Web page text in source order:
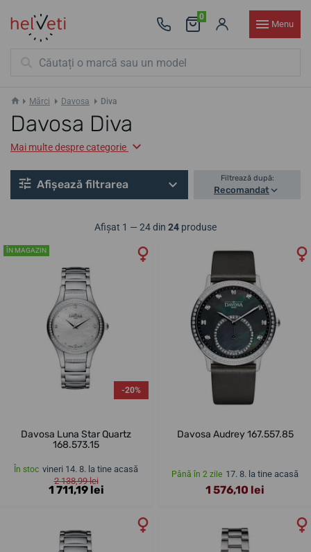
0
Menu
Mărci Davosa Diva
Davosa Diva
Mai multe despre categorie
Afișează filtrarea Filtrează după:
Recomandat
Afișat 1 — 24 din 24 produse
ÎN MAGAZIN
-20%
Davosa Luna Star Quartz
168.573.15
În stoc vineri 14. 8. la tine acasă
2 138,99 lei
1 711,19 lei
Davosa Audrey 167.557.85
Până în 2 zile 17. 8. la tine acasă
1 576,10 lei